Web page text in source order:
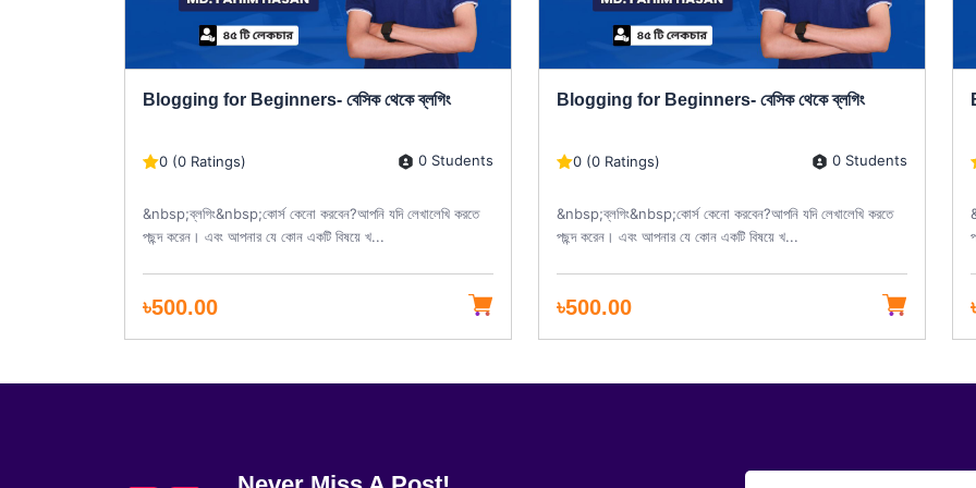
Blogging for Beginners- বেসিক থেকে ব্লগিং
0 (0 Ratings) 0 Students
&nbsp;ব্লগিং&nbsp;কোর্স কেনো করবেন?আপনি যদি লেখালেখি করতে
পছন্দ করেন। এবং আপনার যে কোন একটি বিষয়ে খ...
৳500.00
Blogging for Beginners- বেসিক থেকে ব্লগিং
0 (0 Ratings) 0 Students
&nbsp;ব্লগিং&nbsp;কোর্স কেনো করবেন?আপনি যদি লেখালেখি করতে
পছন্দ করেন। এবং আপনার যে কোন একটি বিষয়ে খ...
৳500.00